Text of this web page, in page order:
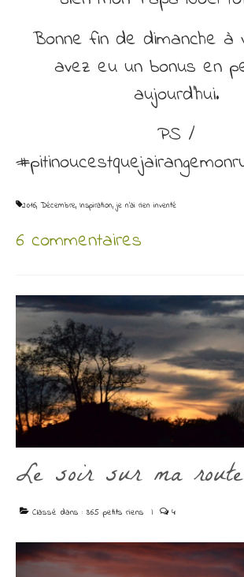
Bonne fin de dimanche à
avez eu un bonus en
aujourd’hui.
PS /
2016, Décembre, Inspiration,je n'ai rien inventé
6 commentaires
Le soir sur ma route
Classé dans : 365 petits riens | 4